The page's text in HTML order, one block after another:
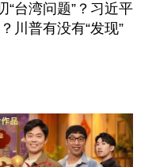
“台湾问题”？习近平
川普有没有“发现”